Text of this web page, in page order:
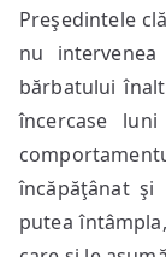
Preşedintele
nu
bărbatului
încercase
încăpăţânat
putea